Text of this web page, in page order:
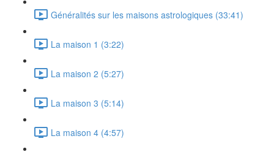
Généralités sur les maisons astrologiques (33:41)
La maison 1 (3:22)
La maison 2 (5:27)
La maison 3 (5:14)
La maison 4 (4:57)